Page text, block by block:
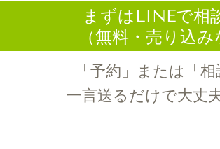
まずはLINEで相
（無料・売り込み
「予約」または「相
一言送るだけで大丈